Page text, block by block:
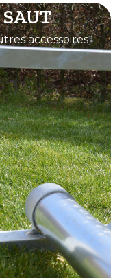
accessoires !